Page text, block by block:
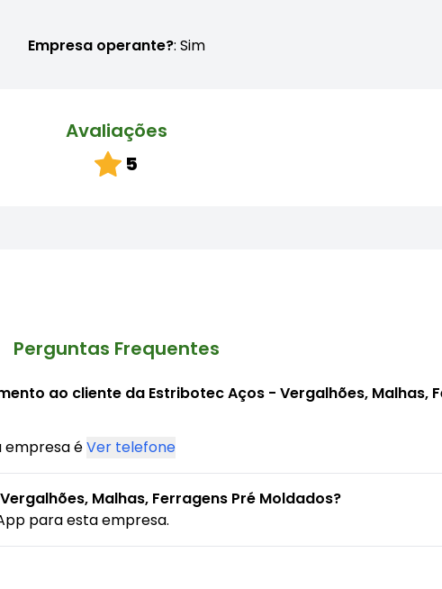
Empresa operante?: Sim
Avaliações
5
Perguntas Frequentes
ao cliente da Estribotec Aços - Vergalhões, Malhas,
empresa éVer telefone
Malhas, Ferragens Pré Moldados?
para esta empresa.